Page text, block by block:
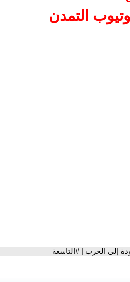
التمدن
إلى الحرب | #التاسعة